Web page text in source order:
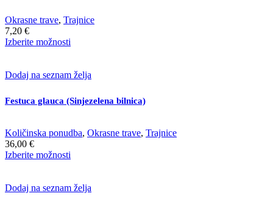
izberete
na
izdelka
Okrasne trave, Trajnice
7,20 €
Izberite možnosti
več
Možnosti
lahko
na
strani
Dodaj na seznam želja
Festuca glauca (Sinjezelena bilnica)
Količinska ponudba, Okrasne trave, Trajnice
36,00 €
Izberite možnosti
več
Dodaj na seznam želja